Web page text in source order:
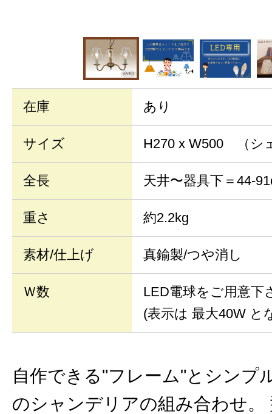
在庫 あり
サイズ H270 x W500 （シ
全長 天井〜器具下＝44-
重さ 約2.2kg
素材/仕上げ 真鍮製/つや消し
Ｗ数
LED電球をご用意下
(表示は 最大40W と
自作できる"フレーム"とシンプ
のシャンデリアの組み合わせ。